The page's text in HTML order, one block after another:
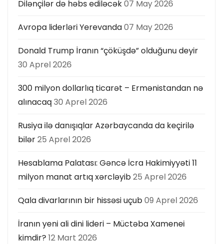
Dilənçilər də həbs ediləcək07 May 2026
Avropa liderləri Yerevanda07 May 2026
Donald Trump İranın “çöküşdə” olduğunu deyir
30 Aprel 2026
300 milyon dollarlıq ticarət – Ermənistandan nə
alınacaq30 Aprel 2026
Rusiya ilə danışıqlar Azərbaycanda da keçirilə
bilər25 Aprel 2026
Hesablama Palatası: Gəncə İcra Hakimiyyəti 11
milyon manat artıq xərcləyib25 Aprel 2026
Qala divarlarının bir hissəsi uçub09 Aprel 2026
İranın yeni ali dini lideri – Müctəba Xamenei
kimdir? 12 Mart 2026